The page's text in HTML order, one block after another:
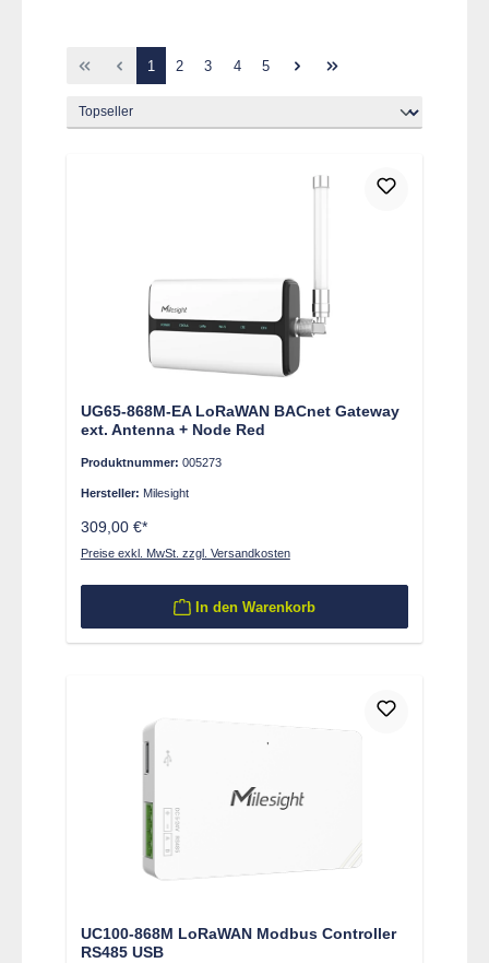
Seite
1 Seite
2 Seite
3 Seite
4 Seite
5
UG65-868M-EA LoRaWAN BACnet Gateway
ext. Antenna + Node Red
Produktnummer: 005273
Hersteller: Milesight
309,00 €*
Preise exkl. MwSt. zzgl. Versandkosten
In den Warenkorb
UC100-868M LoRaWAN Modbus Controller
RS485 USB